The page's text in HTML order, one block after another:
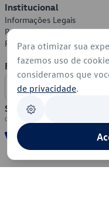
Institucional
Informações Legais
Política de Privacidade
Política de Cookies
Formas de Pagamento
Segurança
Para otimizar sua
fazemos uso de
consideramos que
de privacidade.